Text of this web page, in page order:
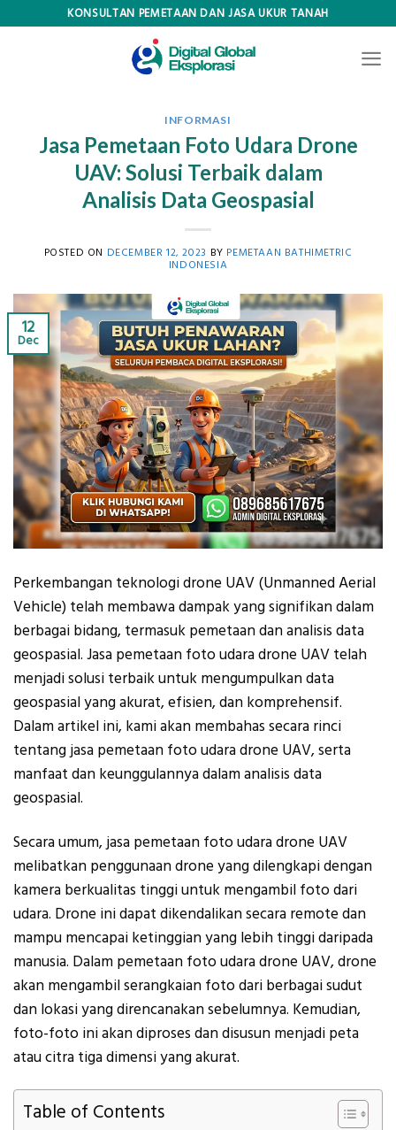
KONSULTAN PEMETAAN DAN JASA UKUR TANAH
INFORMASI
Jasa Pemetaan Foto Udara Drone
UAV: Solusi Terbaik dalam
Analisis Data Geospasial
POSTED ON DECEMBER 12, 2023 BY PEMETAAN BATHIMETRIC
INDONESIA
12
Dec
Perkembangan teknologi drone UAV (Unmanned Aerial
Vehicle) telah membawa dampak yang signifikan dalam
berbagai bidang, termasuk pemetaan dan analisis data
geospasial. Jasa pemetaan foto udara drone UAV telah
menjadi solusi terbaik untuk mengumpulkan data
geospasial yang akurat, efisien, dan komprehensif.
Dalam artikel ini, kami akan membahas secara rinci
tentang jasa pemetaan foto udara drone UAV, serta
manfaat dan keunggulannya dalam analisis data
geospasial.
Secara umum, jasa pemetaan foto udara drone UAV
melibatkan penggunaan drone yang dilengkapi dengan
kamera berkualitas tinggi untuk mengambil foto dari
udara. Drone ini dapat dikendalikan secara remote dan
mampu mencapai ketinggian yang lebih tinggi daripada
manusia. Dalam pemetaan foto udara drone UAV, drone
akan mengambil serangkaian foto dari berbagai sudut
dan lokasi yang direncanakan sebelumnya. Kemudian,
foto-foto ini akan diproses dan disusun menjadi peta
atau citra tiga dimensi yang akurat.
Table of Contents